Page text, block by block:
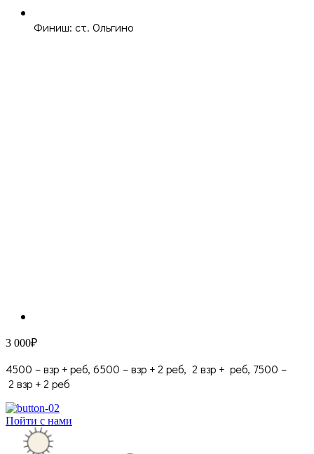
Финиш: ст. Ольгино
3 000₽
4500 – взр + реб, 6500 – взр + 2 реб, 2 взр + реб, 7500 –
2 взр + 2 реб
Пойти с нами